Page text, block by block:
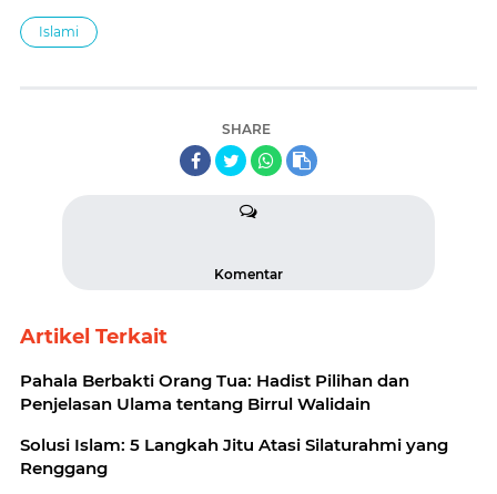
Islami
SHARE
Komentar
Artikel Terkait
Pahala Berbakti Orang Tua: Hadist Pilihan dan
Penjelasan Ulama tentang Birrul Walidain
Solusi Islam: 5 Langkah Jitu Atasi Silaturahmi yang
Renggang